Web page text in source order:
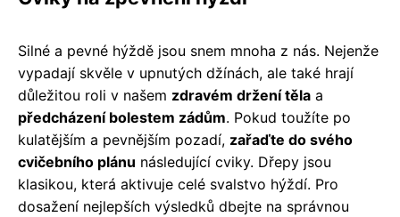
Silné a pevné hýždě jsou snem mnoha z nás. Nejenže
vypadají skvěle v upnutých džínách, ale také hrají
důležitou roli v našem zdravém držení těla a
předcházení bolestem zádům. Pokud toužíte po
kulatějším a pevnějším pozadí, zařaďte do svého
cvičebního plánu následující cviky. Dřepy jsou
klasikou, která aktivuje celé svalstvo hýždí. Pro
dosažení nejlepších výsledků dbejte na správnou